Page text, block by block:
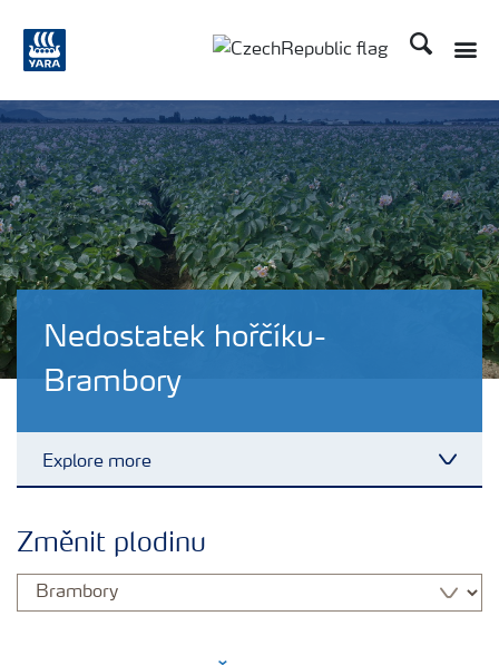
Hledat
Nedostatek hořčíku-
Brambory
Explore more
Hnojiva
Změnit plodinu